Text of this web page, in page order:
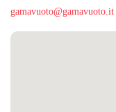
gamavuoto@gamavuoto.it